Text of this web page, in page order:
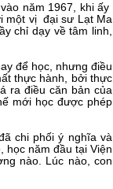
năm 1967, khi ấy
một vị đại sư Lạt Ma
chỉ dạy về tâm linh,
để học, nhưng điều
thực hành, bởi thực
ra điều căn bản của
mới học được phép
chi phối ý nghĩa và
học năm đầu tại Viện
nào. Lúc nào, con